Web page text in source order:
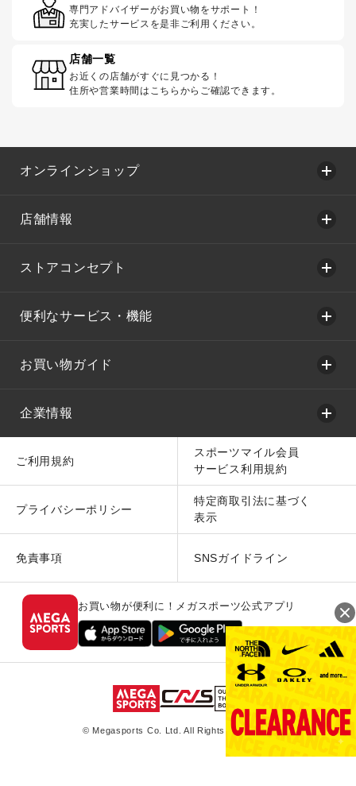
専門アドバイザーがお買い物をサポート！
充実したサービスを是非ご利用ください。
店舗一覧
お近くの店舗がすぐに見つかる！
住所や営業時間はこちらからご確認できます。
オンラインショップ
店舗情報
ストアコンセプト
便利なサービス・機能
お買い物ガイド
企業情報
ご利用規約
スポーツマイル会員
サービス利用規約
プライバシーポリシー
特定商取引法に基づく
表示
免責事項 SNSガイドライン
お買い物が便利に！メガスポーツ公式アプリ
© Megasports Co. Ltd. All Rights Reserved.